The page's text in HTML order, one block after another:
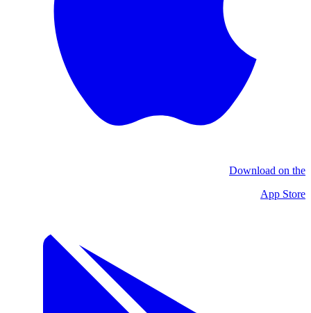
Download on the
App Store